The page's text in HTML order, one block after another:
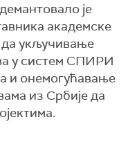
је
академске
да укључивање
у систем СПИРИ
и онемогућавање
из Србије да